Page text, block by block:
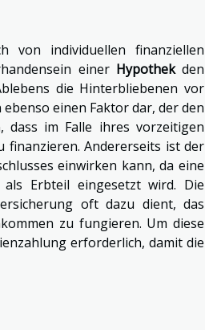
von individuellen finanziellen
einer Hypothekden
die Hinterbliebenen vor
einen Faktor dar, der den
dass im Falle ihres vorzeitigen
finanzieren. Andererseits ist der
einwirken kann, da eine
Erbteil eingesetzt wird. Die
oft dazu dient, das
zu fungieren. Um diese
erforderlich, damit die